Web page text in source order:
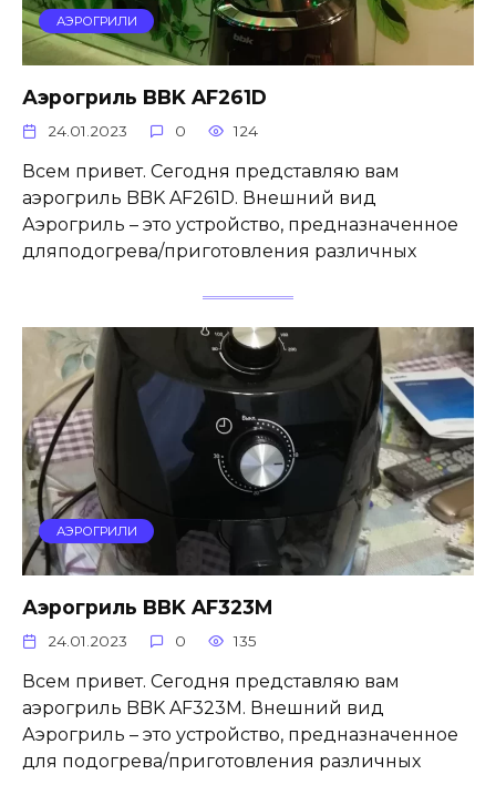
АЭРОГРИЛИ
Аэрогриль BBK AF261D
24.01.2023 0 124
Всем привет. Сегодня представляю вам
аэрогриль BBK AF261D. Внешний вид
Аэрогриль – это устройство, предназначенное
дляподогрева/приготовления различных
АЭРОГРИЛИ
Аэрогриль BBK AF323M
24.01.2023 0 135
Всем привет. Сегодня представляю вам
аэрогриль BBK AF323M. Внешний вид
Аэрогриль – это устройство, предназначенное
для подогрева/приготовления различных